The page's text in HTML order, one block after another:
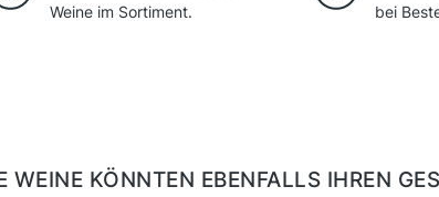
Weine im Sortiment.
bei
WEINE KÖNNTEN EBENFALLS IHREN